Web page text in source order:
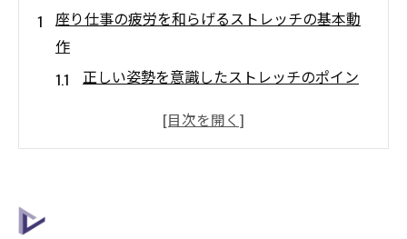
座り仕事の疲労を和らげるストレッチの基本動
作
正しい姿勢を意識したストレッチのポイン
椅子を使った簡単なストレッチ方法